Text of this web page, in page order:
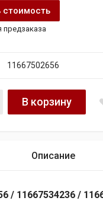
стоимость
предзаказа
11667502656
PIERBURG quantity
В корзину
Описание
/ 11667534236 /